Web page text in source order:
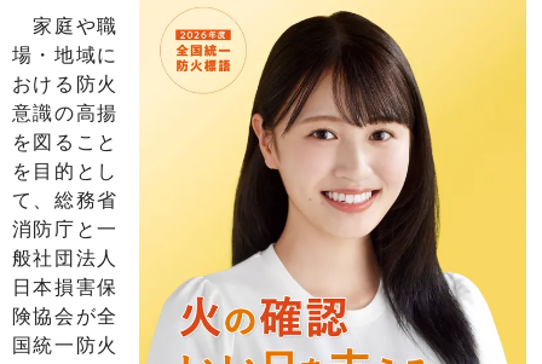
家庭や職
場・地域に
おける防火
意識の高揚
を図ること
を目的とし
て、総務省
消防庁と一
般社団法人
日本損害保
険協会が全
国統一防火